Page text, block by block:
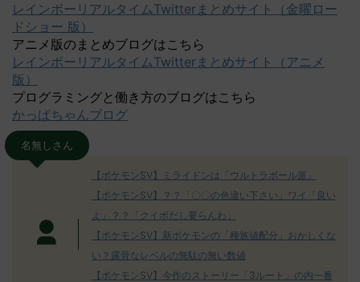
レインボーリアルタイムTwitterまとめサイト（金曜ロー
ドショー 版）
アニメ版のまとめブログはこちら
レインボーリアルタイムTwitterまとめサイト（アニメ
版）
プログラミングと働き方のブログはこちら
かっぱちゃんブログ
名無しさん
【ポケモンSV】ミライドンは「ウルトラボール派」
【ポケモンSV】？？「〇〇の色違い下さい」ワイ「良い
よ」？？「クイボだし要らんわ」
【ポケモンSV】新ポケモンの「種族値配分」おかしくな
い？露骨なレベルの無駄の無い数値
【ポケモンSV】今作のストーリー「3ルート」の内一番